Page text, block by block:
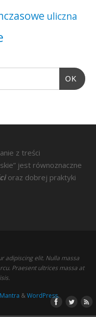
uliczna
OK
z treści
jest równoznaczne
oraz dobrej praktyki
adipiscing elit. Nulla massa
Praesent ultrices massa at
Mantra &WordPress.